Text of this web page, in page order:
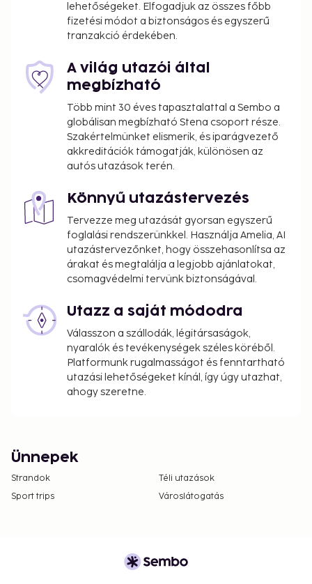
lehetőségeket. Elfogadjuk az összes főbb
fizetési módot a biztonságos és egyszerű
tranzakció érdekében.
A világ utazói által
megbízható
Több mint 30 éves tapasztalattal a Sembo a
globálisan megbízható Stena csoport része.
Szakértelmünket elismerik, és iparágvezető
akkreditációk támogatják, különösen az
autós utazások terén.
Könnyű utazástervezés
Tervezze meg utazását gyorsan egyszerű
foglalási rendszerünkkel. Használja Amelia, AI
utazástervezőnket, hogy összehasonlítsa az
árakat és megtalálja a legjobb ajánlatokat,
csomagvédelmi tervünk biztonságával.
Utazz a saját módodra
Válasszon a szállodák, légitársaságok,
nyaralók és tevékenységek széles köréből.
Platformunk rugalmasságot és fenntartható
utazási lehetőségeket kínál, így úgy utazhat,
ahogy szeretne.
Ünnepek
Strandok
Téli utazások
Sport trips
Városlátogatás